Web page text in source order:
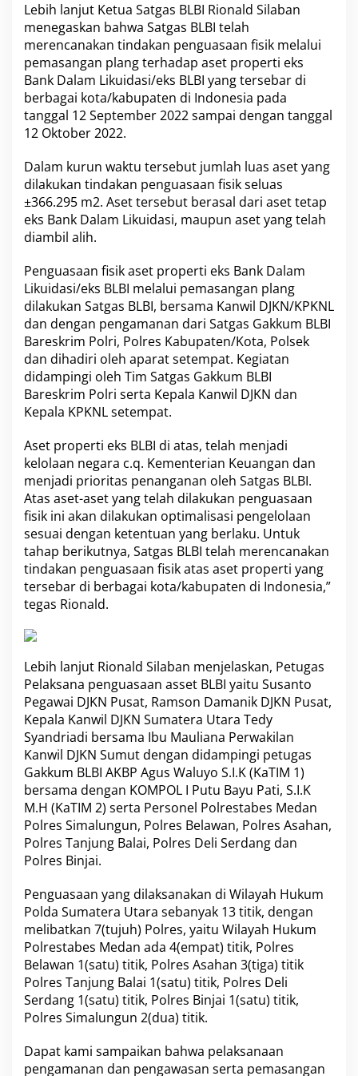
r
a
Lebih lanjut Ketua Satgas BLBI Rionald Silaban
menegaskan bahwa Satgas BLBI telah
merencanakan tindakan penguasaan fisik melalui
pemasangan plang terhadap aset properti eks
Bank Dalam Likuidasi/eks BLBI yang tersebar di
berbagai kota/kabupaten di Indonesia pada
tanggal 12 September 2022 sampai dengan tanggal
12 Oktober 2022.
Dalam kurun waktu tersebut jumlah luas aset yang
dilakukan tindakan penguasaan fisik seluas
±366.295 m2. Aset tersebut berasal dari aset tetap
eks Bank Dalam Likuidasi, maupun aset yang telah
diambil alih.
Penguasaan fisik aset properti eks Bank Dalam
Likuidasi/eks BLBI melalui pemasangan plang
dilakukan Satgas BLBI, bersama Kanwil DJKN/KPKNL
dan dengan pengamanan dari Satgas Gakkum BLBI
Bareskrim Polri, Polres Kabupaten/Kota, Polsek
dan dihadiri oleh aparat setempat. Kegiatan
didampingi oleh Tim Satgas Gakkum BLBI
Bareskrim Polri serta Kepala Kanwil DJKN dan
Kepala KPKNL setempat.
Aset properti eks BLBI di atas, telah menjadi
kelolaan negara c.q. Kementerian Keuangan dan
menjadi prioritas penanganan oleh Satgas BLBI.
Atas aset-aset yang telah dilakukan penguasaan
fisik ini akan dilakukan optimalisasi pengelolaan
sesuai dengan ketentuan yang berlaku. Untuk
tahap berikutnya, Satgas BLBI telah merencanakan
tindakan penguasaan fisik atas aset properti yang
tersebar di berbagai kota/kabupaten di Indonesia,”
tegas Rionald.
Lebih lanjut Rionald Silaban menjelaskan, Petugas
Pelaksana penguasaan asset BLBI yaitu Susanto
Pegawai DJKN Pusat, Ramson Damanik DJKN Pusat,
Kepala Kanwil DJKN Sumatera Utara Tedy
Syandriadi bersama Ibu Mauliana Perwakilan
Kanwil DJKN Sumut dengan didampingi petugas
Gakkum BLBI AKBP Agus Waluyo S.I.K (KaTIM 1)
bersama dengan KOMPOL I Putu Bayu Pati, S.I.K
M.H (KaTIM 2) serta Personel Polrestabes Medan
Polres Simalungun, Polres Belawan, Polres Asahan,
Polres Tanjung Balai, Polres Deli Serdang dan
Polres Binjai.
Penguasaan yang dilaksanakan di Wilayah Hukum
Polda Sumatera Utara sebanyak 13 titik, dengan
melibatkan 7(tujuh) Polres, yaitu Wilayah Hukum
Polrestabes Medan ada 4(empat) titik, Polres
Belawan 1(satu) titik, Polres Asahan 3(tiga) titik
Polres Tanjung Balai 1(satu) titik, Polres Deli
Serdang 1(satu) titik, Polres Binjai 1(satu) titik,
Polres Simalungun 2(dua) titik.
Dapat kami sampaikan bahwa pelaksanaan
pengamanan dan pengawasan serta pemasangan